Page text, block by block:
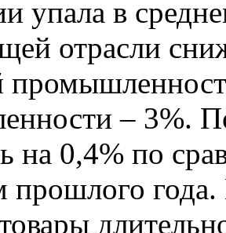
упала в
отрасли
– 3%.
на 0,4% по
прошлого